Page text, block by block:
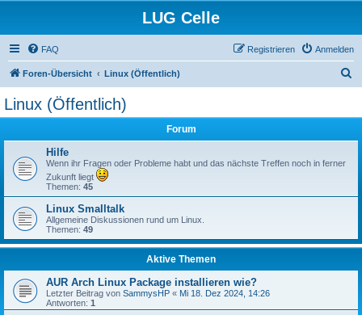
LUG Celle
FAQ Anmelden
Registrieren
Foren-Übersicht Linux (Öffentlich)
Linux (Öffentlich)
Forum
Hilfe
Wenn ihr Fragen oder Probleme habt und das nächste Treffen noch in ferner
Zukunft liegt
Themen: 45
Linux Smalltalk
Allgemeine Diskussionen rund um Linux.
Themen: 49
Aktive Themen
AUR Arch Linux Package installieren wie?
Letzter Beitrag von SammysHP « Mi 18. Dez 2024, 14:26
Antworten: 1